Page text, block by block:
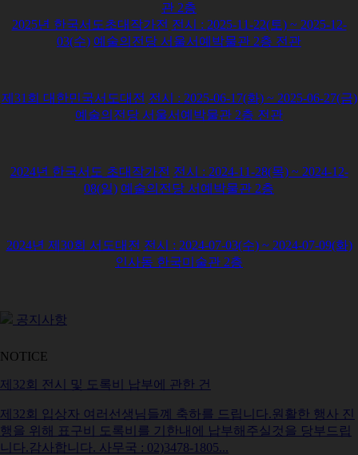
회원동정
질문과답변
관 2층
2025년 한국서도초대작가전 전시 : 2025-11-22(토) ~ 2025-12-
03(수) 예술의전당 서울서예박물관 2층 전관
제31회 대한민국서도대전 전시 : 2025-06-17(화) ~ 2025-06-27(금)
예술의전당 서울서예박물관 2층 전관
2024년 한국서도 초대작가전 전시 : 2024-11-28(목) ~ 2024-12-
08(일) 예술의전당 서예박물관 2층
2024년 제30회 서도대전 전시 : 2024-07-03(수) ~ 2024-07-09(화)
인사동 한국미술관 2층
공지사항
NOTICE
제32회 전시 및 도록비 납부에 관한 건
제32회 입상자 여러선생님들꼐 축하를 드립니다.원활한 행사 진
행을 위해 표구비 도록비를 기한내에 납부해주실것을 당부드립
니다.감사합니다. 사무국 : 02)3478-1805...